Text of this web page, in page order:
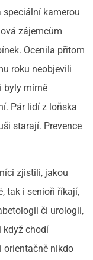
speciální kamerou
zájemcům
Ocenila přitom
roku neobjevili
byly mírně
Pár lidí z loňska
starají. Prevence
zjistili, jakou
tak i senioři říkají,
či urologii,
když chodí
orientačně nikdo